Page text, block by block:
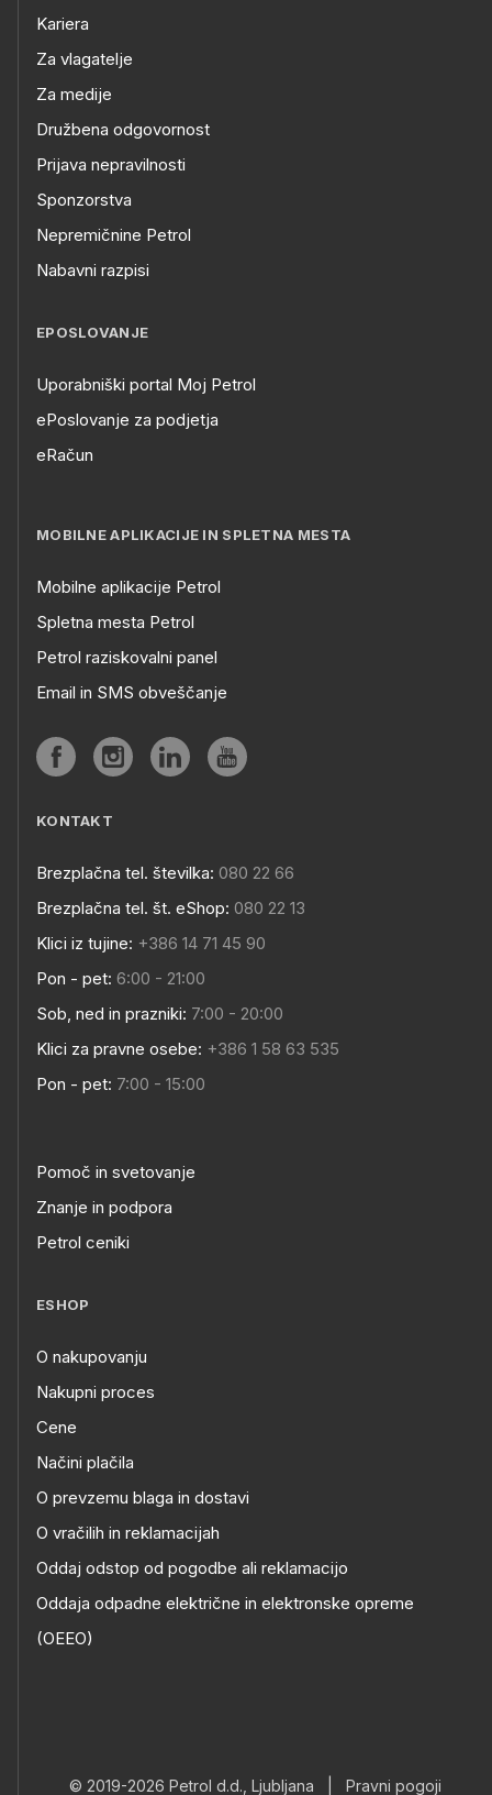
Kariera
Za vlagatelje
Za medije
Družbena odgovornost
Prijava nepravilnosti
Sponzorstva
Nepremičnine Petrol
Nabavni razpisi
EPOSLOVANJE
Uporabniški portal Moj Petrol
ePoslovanje za podjetja
eRačun
MOBILNE APLIKACIJE IN SPLETNA MESTA
Mobilne aplikacije Petrol
Spletna mesta Petrol
Petrol raziskovalni panel
Email in SMS obveščanje
KONTAKT
Brezplačna tel. številka: 080 22 66
Brezplačna tel. št. eShop: 080 22 13
Klici iz tujine: +386 14 71 45 90
Pon - pet: 6:00 - 21:00
Sob, ned in prazniki: 7:00 - 20:00
Klici za pravne osebe: +386 1 58 63 535
Pon - pet: 7:00 - 15:00
Pomoč in svetovanje
Znanje in podpora
Petrol ceniki
ESHOP
O nakupovanju
Nakupni proces
Cene
Načini plačila
O prevzemu blaga in dostavi
O vračilih in reklamacijah
Oddaj odstop od pogodbe ali reklamacijo
Oddaja odpadne električne in elektronske opreme
(OEEO)
© 2019-2026 Petrol d.d., Ljubljana Pravni pogoji